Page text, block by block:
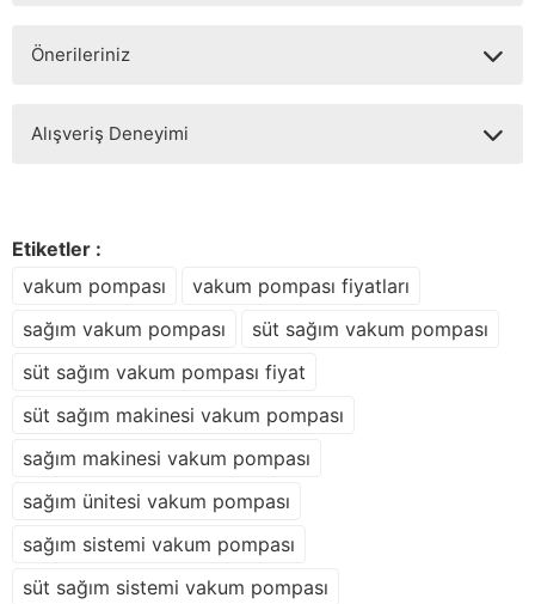
Önerileriniz
konularda yetersiz gördüğünüz noktaları öneri formunu
Ürün resmi kalitesiz, bozuk veya görüntülenemiyor.
Ürün fiyatı diğer sitelerden daha pahalı.
Bu ürüne benzer farklı alternatifler olmalı.
Alışveriş Deneyimi
Deneyimini Paylaş
Etiketler :
vakum pompası
vakum pompası fiyatları
sağım vakum pompası
süt sağım vakum pompası
süt sağım vakum pompası fiyat
süt sağım makinesi vakum pompası
sağım makinesi vakum pompası
sağım ünitesi vakum pompası
sağım sistemi vakum pompası
süt sağım sistemi vakum pompası